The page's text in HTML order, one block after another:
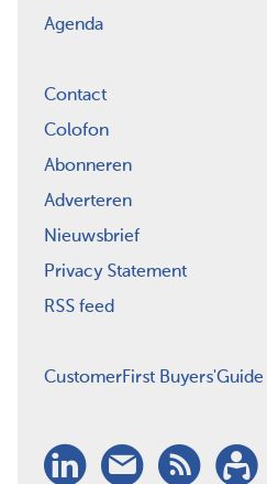
Agenda
Contact
Colofon
Abonneren
Adverteren
Nieuwsbrief
Privacy Statement
RSS feed
CustomerFirst Buyers'Guide
LinkedIn
RSS